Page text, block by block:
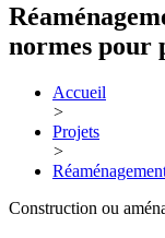
normes pour
Accueil
>
Projets
>
Construction ou